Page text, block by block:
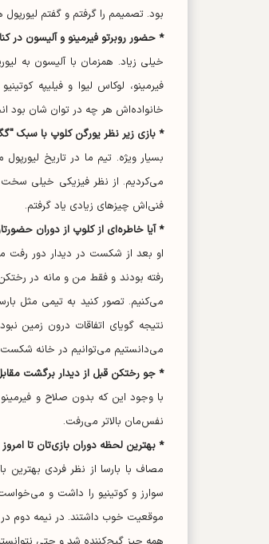
بود. تصمیمم را گرفتم و گفتم
* حضور روبرتو فیرمینو و آلیسون در
خیلی زیاد. همزمان با آلیسون به
فیرمینو، لوکاس لیوا و فیلیپه
خانواده‌اش هر چه در توان شان بود
* بازی زیر نظر یورگن کلوپ با سبک
بسیار ویژه. تیم ما در تاریخ
می‌کردیم. از نظر فیزیکی خیلی سخت
فنی‌اش چیز‌های زیادی یاد گرفتم.
* آیا خاطره‌ای از کلوپ از دوران
رفته بودند و فقط من و مانه در
می‌کنیم. تصور کنید به تیمی مثل
می‌دانستیم می‌توانیم در خانه
* جو رختکن قبل از دیدار برگشت مقابل بارسلونا
با وجود این که بدون صلاح و
نفس‌مان بالاتر می‌رفت.
* بهترین لحظه دوران بازی‌تان تا
مصاف با بارسا از نظر فردی بهترین
سوارز و کوتینیو را داشت و
موقعیت خوب داشتند. در نیمه دوم